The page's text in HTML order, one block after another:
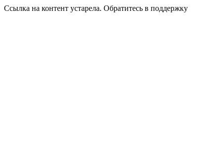
Ссылка на контент устарела. Обратитесь в поддержку